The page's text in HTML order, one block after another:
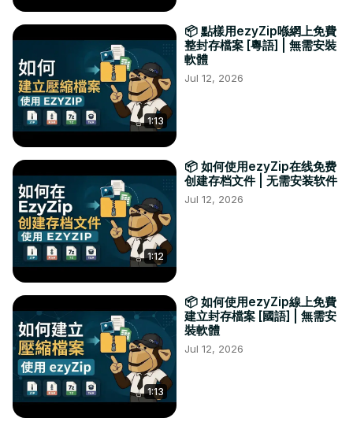
1:13
📦 點樣用ezyZip喺網上免費
整封存檔案 [粵語] | 無需安裝
軟體
Jul 12, 2026
1:12
📦 如何使用ezyZip在线免费
创建存档文件 | 无需安装软件
Jul 12, 2026
1:13
📦 如何使用ezyZip線上免費
建立封存檔案 [國語] | 無需安
裝軟體
Jul 12, 2026